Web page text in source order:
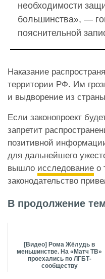
необходимости
большинства», —
пояснительной
Наказание
территории РФ. Им
и выдворение из
Если законопроект
запретит
позитивной
для дальнейшего
вышло исследование о
законодательство
В продолжение
[Видео] Рома Жёлудь в
меньшинстве. На «Матч ТВ»
проехались по ЛГБТ-
сообществу